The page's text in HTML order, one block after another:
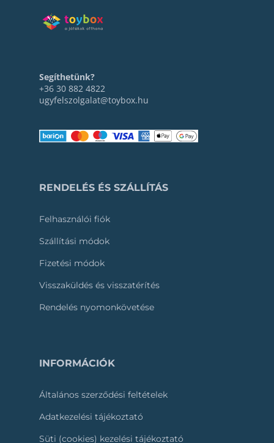
Segíthetünk?
+36 30 882 4822
ugyfelszolgalat@toybox.hu
RENDELÉS ÉS SZÁLLÍTÁS
Felhasználói fiók
Szállítási módok
Fizetési módok
Visszaküldés és visszatérítés
Rendelés nyomonkövetése
INFORMÁCIÓK
Általános szerződési feltételek
Adatkezelési tájékoztató
Süti (cookies) kezelési tájékoztató